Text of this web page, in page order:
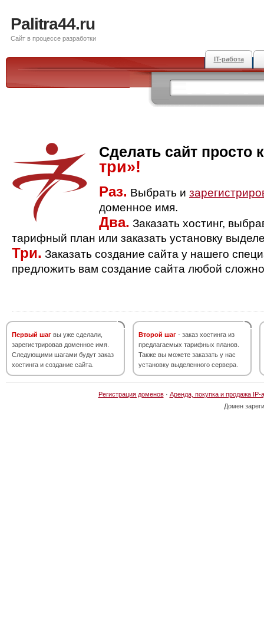
Palitra44.ru
Сайт в процессе разработки
IT-работа
Сделать сайт просто
три»!
Раз. Выбрать и
доменное имя.
Два. Заказать хостинг,
тарифный план или заказать установку
Три. Заказать создание сайта у нашего
предложить вам создание сайта любой
Первый шаг вы уже сделали,
зарегистрировав доменное имя.
Следующими шагами будут заказ
хостинга и создание сайта.
Второй шаг - заказ хостинга из
предлагаемых тарифных планов.
Также вы можете заказать у нас
установку выделенного сервера.
Регистрация доменов· Аренда, покупка и продажа IP-
Домен